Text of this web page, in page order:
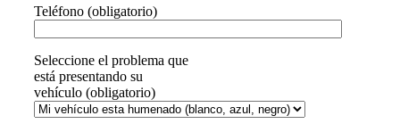
Teléfono (obligatorio)
Seleccione el problema que
está presentando su
vehículo (obligatorio)